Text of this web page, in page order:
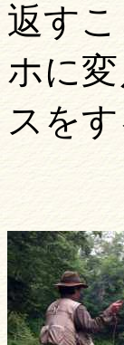
返す
ホに
スを